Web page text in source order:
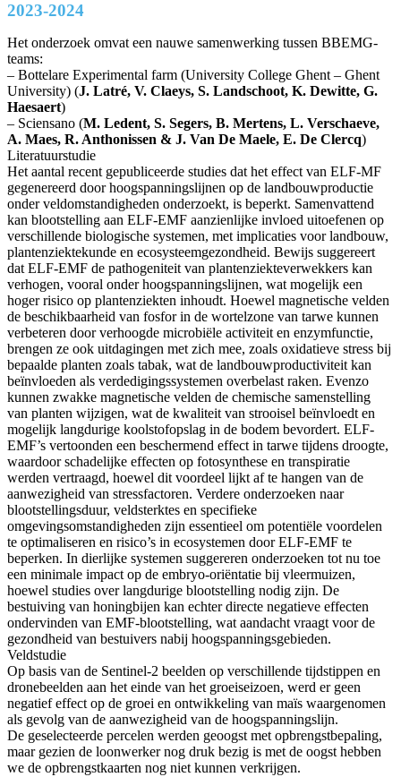
2023-2024
Het onderzoek omvat een nauwe samenwerking tussen BBEMG-
teams:
– Bottelare Experimental farm (University College Ghent – Ghent
University) (J. Latré, V. Claeys, S. Landschoot, K. Dewitte, G.
Haesaert)
– Sciensano (M. Ledent, S. Segers, B. Mertens, L. Verschaeve,
A. Maes, R. Anthonissen & J. Van De Maele, E. De Clercq)
Literatuurstudie
Het aantal recent gepubliceerde studies dat het effect van ELF-MF
gegenereerd door hoogspanningslijnen op de landbouwproductie
onder veldomstandigheden onderzoekt, is beperkt. Samenvattend
kan blootstelling aan ELF-EMF aanzienlijke invloed uitoefenen op
verschillende biologische systemen, met implicaties voor landbouw,
plantenziektekunde en ecosysteemgezondheid. Bewijs suggereert
dat ELF-EMF de pathogeniteit van plantenziekteverwekkers kan
verhogen, vooral onder hoogspanningslijnen, wat mogelijk een
hoger risico op plantenziekten inhoudt. Hoewel magnetische velden
de beschikbaarheid van fosfor in de wortelzone van tarwe kunnen
verbeteren door verhoogde microbiële activiteit en enzymfunctie,
brengen ze ook uitdagingen met zich mee, zoals oxidatieve stress bij
bepaalde planten zoals tabak, wat de landbouwproductiviteit kan
beïnvloeden als verdedigingssystemen overbelast raken. Evenzo
kunnen zwakke magnetische velden de chemische samenstelling
van planten wijzigen, wat de kwaliteit van strooisel beïnvloedt en
mogelijk langdurige koolstofopslag in de bodem bevordert. ELF-
EMF’s vertoonden een beschermend effect in tarwe tijdens droogte,
waardoor schadelijke effecten op fotosynthese en transpiratie
werden vertraagd, hoewel dit voordeel lijkt af te hangen van de
aanwezigheid van stressfactoren. Verdere onderzoeken naar
blootstellingsduur, veldsterktes en specifieke
omgevingsomstandigheden zijn essentieel om potentiële voordelen
te optimaliseren en risico’s in ecosystemen door ELF-EMF te
beperken. In dierlijke systemen suggereren onderzoeken tot nu toe
een minimale impact op de embryo-oriëntatie bij vleermuizen,
hoewel studies over langdurige blootstelling nodig zijn. De
bestuiving van honingbijen kan echter directe negatieve effecten
ondervinden van EMF-blootstelling, wat aandacht vraagt voor de
gezondheid van bestuivers nabij hoogspanningsgebieden.
Veldstudie
Op basis van de Sentinel-2 beelden op verschillende tijdstippen en
dronebeelden aan het einde van het groeiseizoen, werd er geen
negatief effect op de groei en ontwikkeling van maïs waargenomen
als gevolg van de aanwezigheid van de hoogspanningslijn.
De geselecteerde percelen werden geoogst met opbrengstbepaling,
maar gezien de loonwerker nog druk bezig is met de oogst hebben
we de opbrengstkaarten nog niet kunnen verkrijgen.